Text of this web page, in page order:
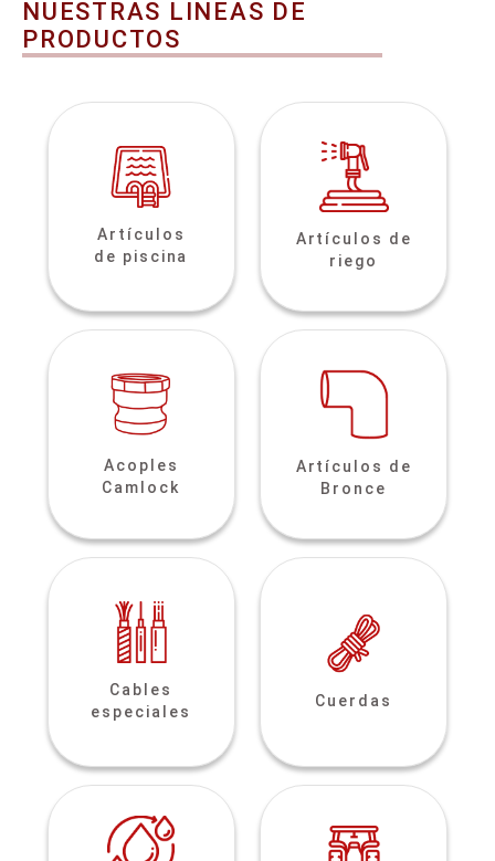
NUESTRAS LINEAS DE
PRODUCTOS
Artículos
de piscina
Artículos de
riego
Acoples
Camlock
Artículos de
Bronce
Cables
especiales
Cuerdas